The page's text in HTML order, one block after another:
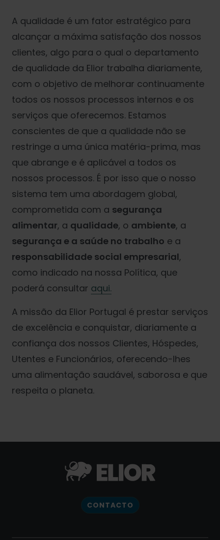
A qualidade é um fator estratégico para
alcançar a máxima satisfação dos nossos
clientes, algo para o qual o departamento
de qualidade da Elior trabalha diariamente,
com o objetivo de melhorar continuamente
todos os nossos processos internos e os
serviços que oferecemos. Estamos
conscientes de que a qualidade não se
restringe a uma única matéria-prima, mas
que abrange e é aplicável a todos os
nossos processos. É por isso que o nosso
sistema tem uma abordagem global,
comprometida com a segurança
alimentar, a qualidade, o ambiente, a
segurança e a saúde no trabalho e a
responsabilidade social empresarial,
como indicado na nossa Política, que
poderá consultar aqui.
A missão da Elior Portugal é prestar serviços
de excelência e conquistar, diariamente a
confiança dos nossos Clientes, Hóspedes,
Utentes e Funcionários, oferecendo-lhes
uma alimentação saudável, saborosa e que
respeita o planeta.
CONTACTO